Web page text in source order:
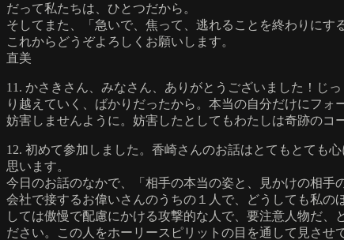
だって私たちは、ひとつだから。
そしてまた、「急いで、焦って、逃れることを終わりにす
これからどうぞよろしくお願いします。
直美
11. かさきさん、みなさん、ありがとうございました！じ
り越えていく、ばかりだったから。本当の自分だけにフ
妨害しませんように。妨害したとしてもわたしは奇跡のコ
12. 初めて参加しました。香崎さんのお話はとてもとても
思います。
今日のお話のなかで、「相手の本当の姿と、見かけの相手
会社で接するお偉いさんのうちの１人で、どうしても私
しては傲慢で配慮にかける攻撃的な人で、要注意人物だ
ださい。この人をホーリースピリットの目を通して見さ